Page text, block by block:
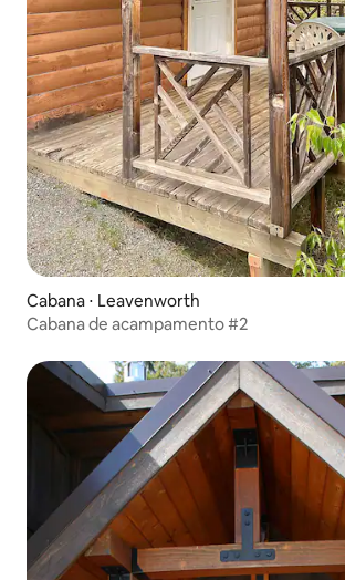
Cabana ⋅ Leavenworth
Cabana de acampamento #2